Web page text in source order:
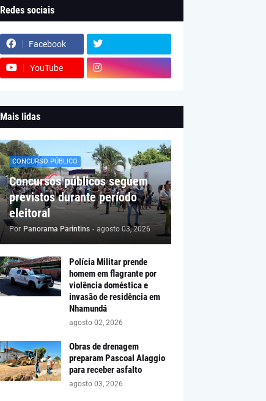
Redes sociais
Facebook
YouTube
Mais lidas
CONCURSO PÚBLICO
Concursos públicos seguem
previstos durante período
eleitoral
Por Panorama Parintins - agosto 03, 2026
Polícia Militar prende
homem em flagrante por
violência doméstica e
invasão de residência em
Nhamundá
agosto 02, 2026
Obras de drenagem
preparam Pascoal Alaggio
para receber asfalto
agosto 03, 2026